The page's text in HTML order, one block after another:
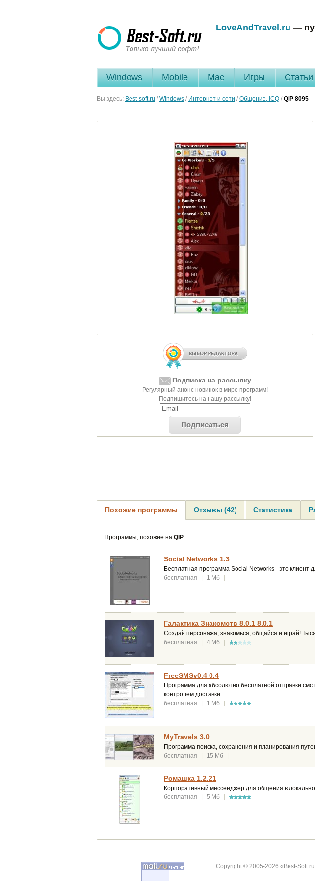
LoveAndTravel.ru —
Windows Mobile Mac Игры Статьи
Вы здесь: Best-soft.ru / Windows / Интернет и сети / Общение, ICQ / QIP 8095
Подписка на рассылку
Регулярный анонс новинок в мире программ!
Подпишитесь на нашу рассылку!
Подписаться
Похожие программы Отзывы (42) Статистика
Программы, похожие на QIP:
Social Networks 1.3
Бесплатная программа Social Networks - это клиент
бесплатная
| 1 Мб |
Галактика Знакомств 8.0.1 8.0.1
Создай персонажа, знакомься, общайся и играй!
бесплатная
| 4 Мб |
FreeSMSv0.4 0.4
Программа для абсолютно бесплатной отправки
контролем доставки.
бесплатная
| 1 Мб |
MyTravels 3.0
Программа поиска, сохранения и планирования
бесплатная
| 15 Мб |
Ромашка 1.2.21
Корпоративный мессенджер для общения в
бесплатная
| 5 Мб |
Copyright © 2005-2026 «Best-